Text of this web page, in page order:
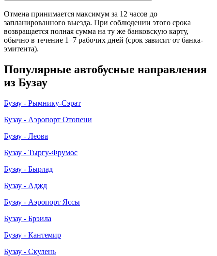
Отмена принимается максимум за 12 часов до
запланированного выезда. При соблюдении этого срока
возвращается полная сумма на ту же банковскую карту,
обычно в течение 1–7 рабочих дней (срок зависит от банка-
эмитента).
Популярные автобусные направления
из Бузау
Бузау - Рымнику-Сэрат
Бузау - Аэропорт Отопени
Бузау - Леова
Бузау - Тыргу-Фрумос
Бузау - Бырлад
Бузау - Аджд
Бузау - Аэропорт Яссы
Бузау - Брэила
Бузау - Кантемир
Бузау - Скулень